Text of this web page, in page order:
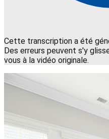
Cette transcription a été
Des erreurs peuvent s'y
vous à la vidéo originale.